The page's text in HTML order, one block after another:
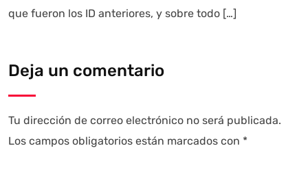
que fueron los ID anteriores, y sobre todo […]
Deja un comentario
Tu dirección de correo electrónico no será publicada.
Los campos obligatorios están marcados con *